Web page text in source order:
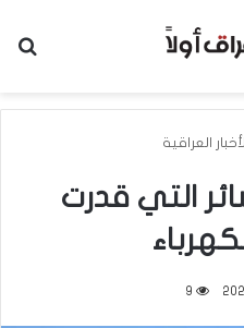
العراقية
التي قدرت
9